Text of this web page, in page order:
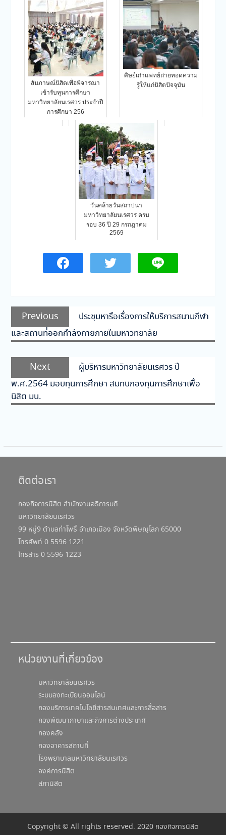
สัมภาษณ์นิสิตเพื่อพิจารณา
เข้ารับทุนการศึกษา
มหาวิทยาลัยนเรศวร ประจำปี
การศึกษา 256
ศิษย์เก่าแพทย์ถ่ายทอดความ
รู้ให้แก่นิสิตปัจจุบัน
วันคล้ายวันสถาปนา
มหาวิทยาลัยนเรศวร ครบ
รอบ 36 ปี 29 กรกฎาคม
2569
แนะแนว
เรื่อง
Previous
Previous
post:
ประชุมหารือเรื่องการให้บริการสนามกีฬา
และสถานที่ออกกำลังกายภายในมหาวิทยาลัย
Next
Next
post:
ผู้บริหารมหาวิทยาลัยนเรศวร ปี
พ.ศ.2564 มอบทุนการศึกษา สมทบกองทุนการศึกษาเพื่อ
นิสิต มน.
ติดต่อเรา
กองกิจการนิสิต สำนักงานอธิการบดี
มหาวิทยาลัยนเรศวร
99 หมู่9 ตำบลท่าโพธิ์ อำเภอเมือง จังหวัดพิษณุโลก 65000
โทรศัพท์ 0 5596 1221
โทรสาร 0 5596 1223
หน่วยงานที่เกี่ยวข้อง
มหาวิทยาลัยนเรศวร
ระบบลงทะเบียนออนไลน์
กองบริการเทคโนโลยีสารสนเทศและการสื่อสาร
กองพัฒนาภาษาและกิจการต่างประเทศ
กองคลัง
กองอาคารสถานที่
โรงพยาบาลมหาวิทยาลัยนเรศวร
องค์การนิสิต
สภานิสิต
Copyright © All rights reserved. 2020 กองกิจการนิสิต